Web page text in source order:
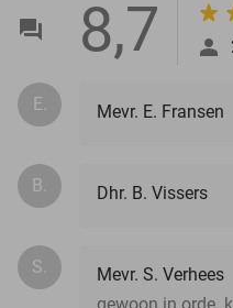
8,7
E. Mevr. E. Fransen
B. Dhr. B. Vissers
S.
Mevr. S. Verhees